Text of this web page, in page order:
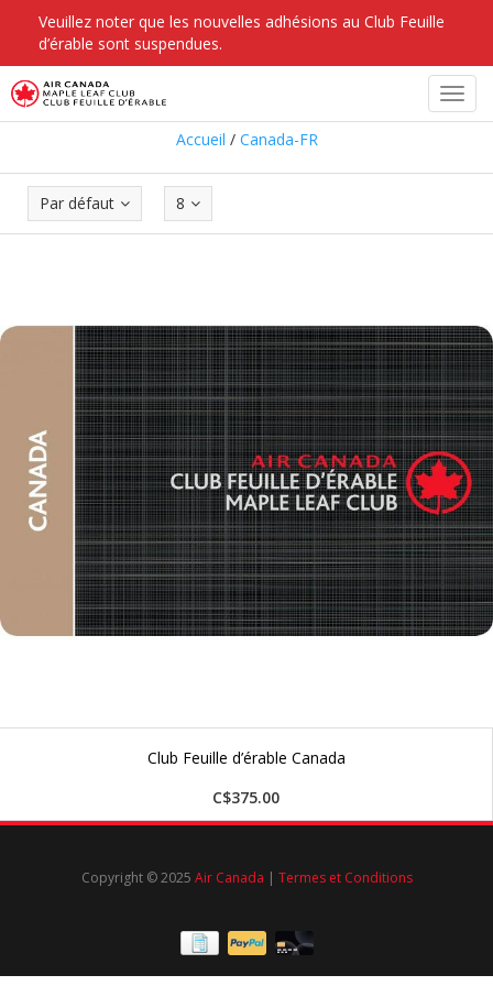
Veuillez noter que les nouvelles adhésions au Club Feuille
d’érable sont suspendues.
Accueil / Canada-FR
Par défaut 8
Club Feuille d’érable Canada
C$375.00
Copyright © 2025 Air Canada | Termes et Conditions